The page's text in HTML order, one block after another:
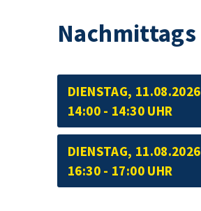
Nachmittags
DIENSTAG, 11.08.2026
14:00 - 14:30 UHR
DIENSTAG, 11.08.2026
16:30 - 17:00 UHR